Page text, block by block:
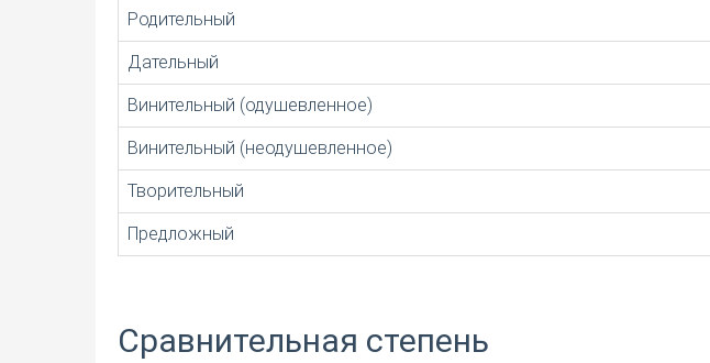
Родительный
Дательный
Винительный (одушевленное)
Винительный (неодушевленное)
Творительный
Предложный
Сравнительная степень